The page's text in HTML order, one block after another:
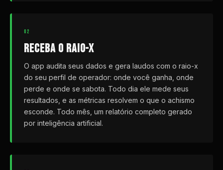
02
RECEBA O RAIO-X
O app audita seus dados e gera laudos com o raio-x
do seu perfil de operador: onde você ganha, onde
perde e onde se sabota. Todo dia ele mede seus
resultados, e as métricas resolvem o que o achismo
esconde. Todo mês, um relatório completo gerado
por inteligência artificial.